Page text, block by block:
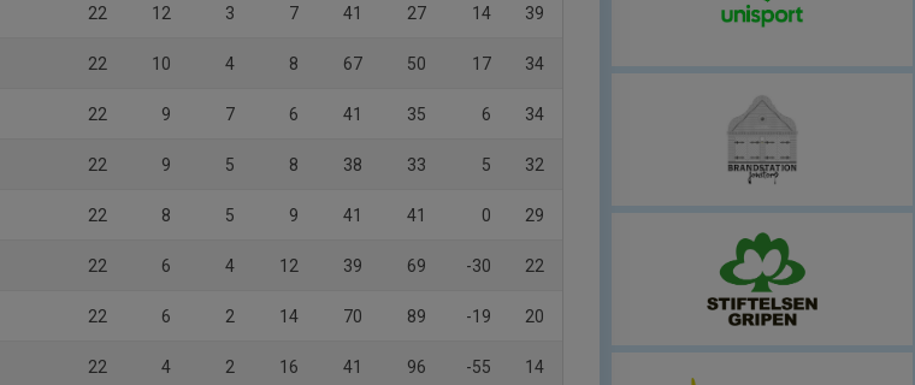
22 12 3 7 41 27 14 39
22 10 4 8 67 50 17 34
22 9 7 6 41 35 6 34
22 9 5 8 38 33 5 32
22 8 5 9 41 41 0 29
22 6 4 12 39 69 -30 22
22 6 2 14 70 89 -19 20
22 4 2 16 41 96 -55 14